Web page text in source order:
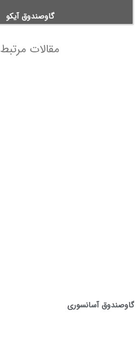
گاوصندوق آیکو
مقالات مرتبط
گاوصندوق آسانسوری